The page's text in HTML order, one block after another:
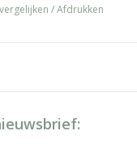
/Afdrukken